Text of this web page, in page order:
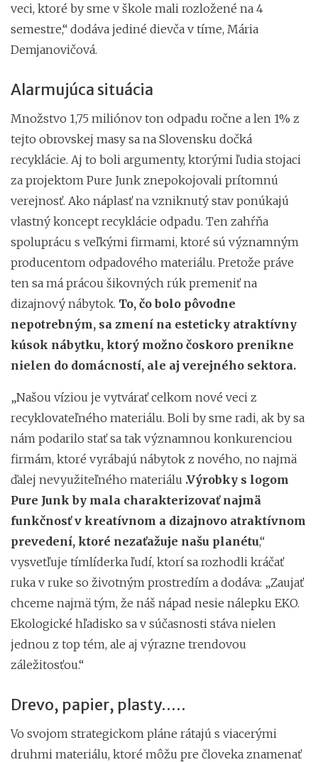
veci, ktoré by sme v škole mali rozložené na 4
semestre,“ dodáva jediné dievča v tíme, Mária
Demjanovičová.
Alarmujúca situácia
Množstvo 1,75 miliónov ton odpadu ročne a len 1% z
tejto obrovskej masy sa na Slovensku dočká
recyklácie. Aj to boli argumenty, ktorými ľudia stojaci
za projektom Pure Junk znepokojovali prítomnú
verejnosť. Ako náplasť na vzniknutý stav ponúkajú
vlastný koncept recyklácie odpadu. Ten zahŕňa
spoluprácu s veľkými firmami, ktoré sú významným
producentom odpadového materiálu. Pretože práve
ten sa má prácou šikovných rúk premeniť na
dizajnový nábytok. To, čo bolo pôvodne
nepotrebným, sa zmení na esteticky atraktívny
kúsok nábytku, ktorý možno čoskoro prenikne
nielen do domácností, ale aj verejného sektora.
„Našou víziou je vytvárať celkom nové veci z
recyklovateľného materiálu. Boli by sme radi, ak by sa
nám podarilo stať sa tak významnou konkurenciou
firmám, ktoré vyrábajú nábytok z nového, no najmä
ďalej nevyužiteľného materiálu .Výrobky s logom
Pure Junk by mala charakterizovať najmä
funkčnosť v kreatívnom a dizajnovo atraktívnom
prevedení, ktoré nezaťažuje našu planétu,“
vysvetľuje tímlíderka ľudí, ktorí sa rozhodli kráčať
ruka v ruke so životným prostredím a dodáva: „Zaujať
chceme najmä tým, že náš nápad nesie nálepku EKO.
Ekologické hľadisko sa v súčasnosti stáva nielen
jednou z top tém, ale aj výrazne trendovou
záležitosťou.“
Drevo, papier, plasty.....
Vo svojom strategickom pláne rátajú s viacerými
druhmi materiálu, ktoré môžu pre človeka znamenať